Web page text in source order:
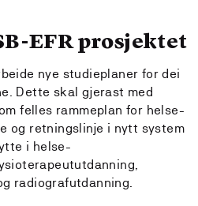
EFR prosjektet
nye studieplaner for dei
Dette skal gjerast med
felles rammeplan for helse-
og retningslinje i nytt system
i helse-
radiografutdanning.